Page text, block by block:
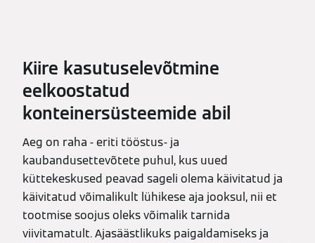
Kiire kasutuselevõtmine
eelkoostatud
konteinersüsteemide abil
Aeg on raha - eriti tööstus- ja
kaubandusettevõtete puhul, kus uued
küttekeskused peavad sageli olema käivitatud ja
käivitatud võimalikult lühikese aja jooksul, nii et
tootmise soojus oleks võimalik tarnida
viivitamatult. Ajasäästlikuks paigaldamiseks ja